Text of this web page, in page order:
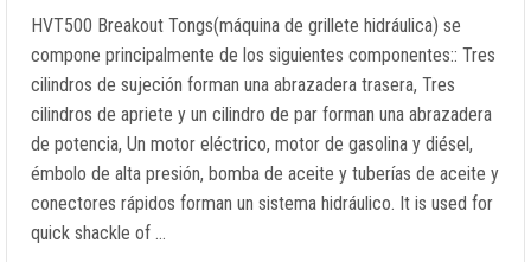
HVT500 Breakout Tongs(máquina de grillete hidráulica) se
compone principalmente de los siguientes componentes:: Tres
cilindros de sujeción forman una abrazadera trasera, Tres
cilindros de apriete y un cilindro de par forman una abrazadera
de potencia, Un motor eléctrico, motor de gasolina y diésel,
émbolo de alta presión, bomba de aceite y tuberías de aceite y
conectores rápidos forman un sistema hidráulico. It is used for
quick shackle of …